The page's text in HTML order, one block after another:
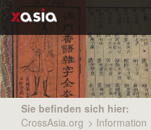
Sie befinden sich hier:
CrossAsia.org > Information